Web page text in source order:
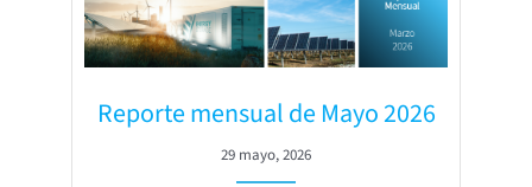
Reporte mensual de Mayo 2026
29 mayo, 2026